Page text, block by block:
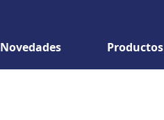
Novedades Productos